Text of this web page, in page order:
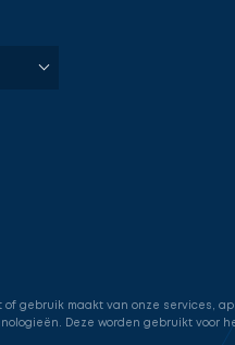
of gebruik maakt van onze services,
Deze worden gebruikt voor